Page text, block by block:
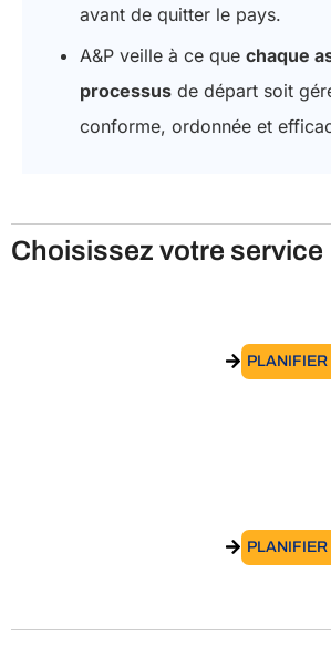
avant de quitter le pays.
A&P veille à ce quechaque
processus de départ soit
conforme, ordonnée et
Choisissez votre service
PLANIFIER
PLANIFIER